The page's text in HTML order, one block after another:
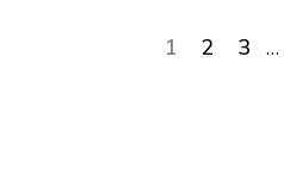
1 2 3 …